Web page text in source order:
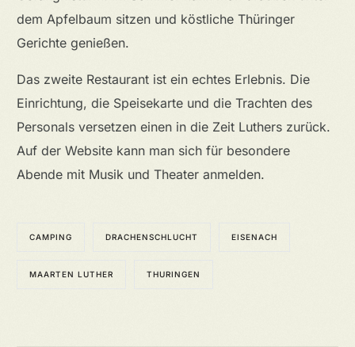
dem Apfelbaum sitzen und köstliche Thüringer
Gerichte genießen.
Das zweite Restaurant ist ein echtes Erlebnis. Die
Einrichtung, die Speisekarte und die Trachten des
Personals versetzen einen in die Zeit Luthers zurück.
Auf der Website kann man sich für besondere
Abende mit Musik und Theater anmelden.
CAMPING DRACHENSCHLUCHT EISENACH
MAARTEN LUTHER THURINGEN